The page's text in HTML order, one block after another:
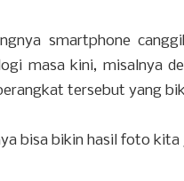
smartphone
masa kini, misalnya
tersebut yang
bisa bikin hasil foto